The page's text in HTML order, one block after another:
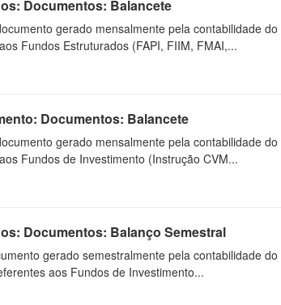
Documentos: Balancete
gerado mensalmente pela contabilidade
Fundos Estruturados (FAPI, FIIM, FMAI,...
Documentos: Balancete
gerado mensalmente pela contabilidade
Fundos de Investimento (Instrução CVM...
Documentos: Balanço Semestral
gerado semestralmente pela contabilidade
aos Fundos de Investimento...